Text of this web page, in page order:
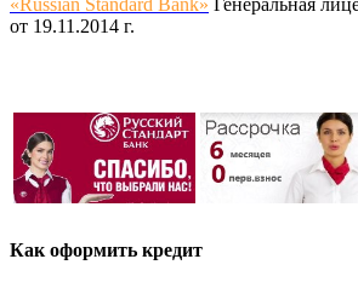
«Russian Standard Bank» Генеральная
от 19.11.2014 г.
Как оформить кредит